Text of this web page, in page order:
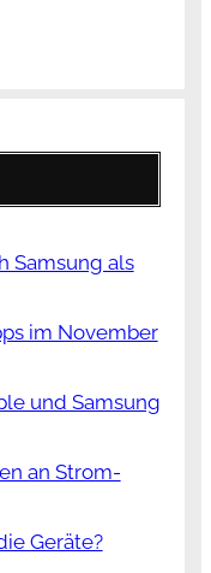
Samsung als
im November
und Samsung
an Strom-
Geräte?